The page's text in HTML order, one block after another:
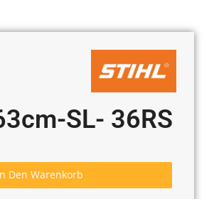
SL- 36RS
Den Warenkorb